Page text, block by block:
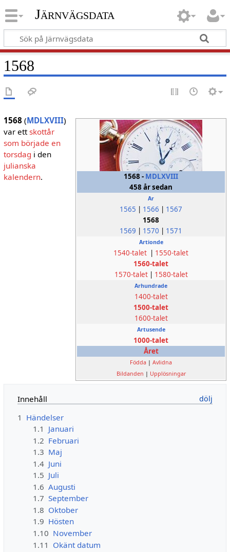
Järnvägsdata
1568
1568 - MDLXVIII
458 år sedan
År
1565 | 1566 | 1567
1568
1569 | 1570 | 1571
Årtionde
1540-talet | 1550-talet
1560-talet
1570-talet| 1580-talet
Århundrade
1400-talet
1500-talet
1600-talet
Årtusende
1000-talet
Året
Födda |Avlidna
Bildanden | Upplösningar
1568(MDLXVIII)
var ettskottår
som började en
torsdag i den
julianska
kalendern.
Innehåll
1 Händelser
1.1 Januari
1.2 Februari
1.3 Maj
1.4 Juni
1.5 Juli
1.6 Augusti
1.7 September
1.8 Oktober
1.9 Hösten
1.10 November
1.11 Okänt datum